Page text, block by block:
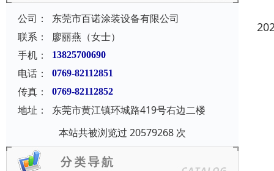
公司：
东莞市百诺涂装设备有限公司
联系：
廖丽燕（女士）
手机：
13825700690
电话： 0769-82112851
传真： 0769-82112852
地址：
东莞市黄江镇环城路419号右边二楼
本站共被浏览过 20579268 次